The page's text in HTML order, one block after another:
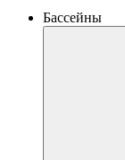
Бассейны